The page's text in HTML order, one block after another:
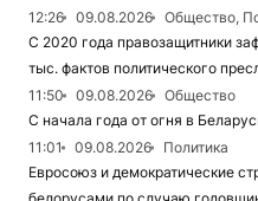
12:26
09.08.2026
Общество,
С 2020 года правозащитники
тыс. фактов политического
11:50
09.08.2026
Общество
С начала года от огня в
11:01
09.08.2026
Политика
Евросоюз и демократические